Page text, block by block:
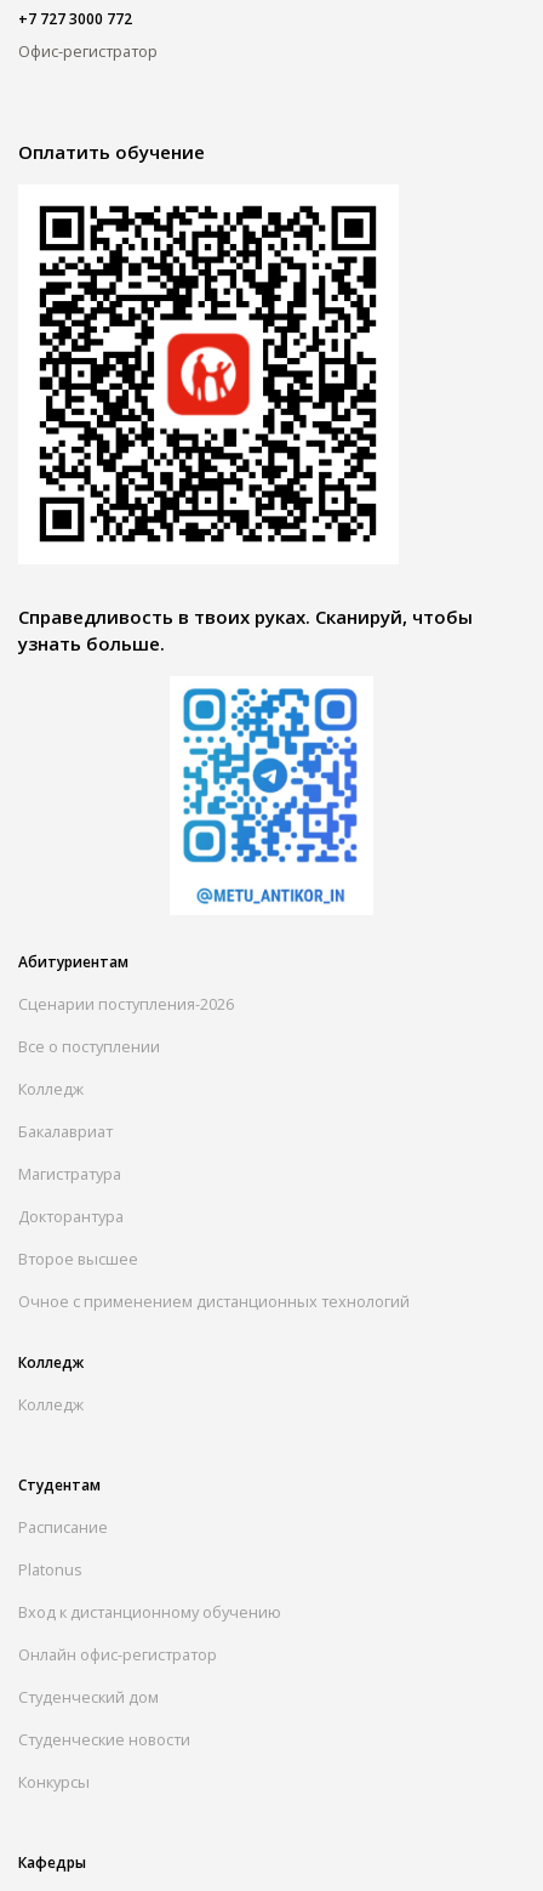
+7 727 3000 772
Офис-регистратор
Оплатить обучение
Справедливость в твоих руках. Сканируй, чтобы
узнать больше.
Абитуриентам
Сценарии поступления-2026
Все о поступлении
Колледж
Бакалавриат
Магистратура
Докторантура
Второе высшее
Очное с применением дистанционных технологий
Колледж
Колледж
Студентам
Расписание
Platonus
Вход к дистанционному обучению
Онлайн офис-регистратор
Студенческий дом
Студенческие новости
Конкурсы
Кафедры